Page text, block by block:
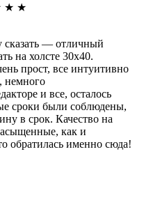
★ ★
сказать — отличный
на холсте 30х40.
прост, все интуитивно
немного
и все, осталось
сроки были соблюдены,
в срок. Качество на
как и
обратилась именно сюда!